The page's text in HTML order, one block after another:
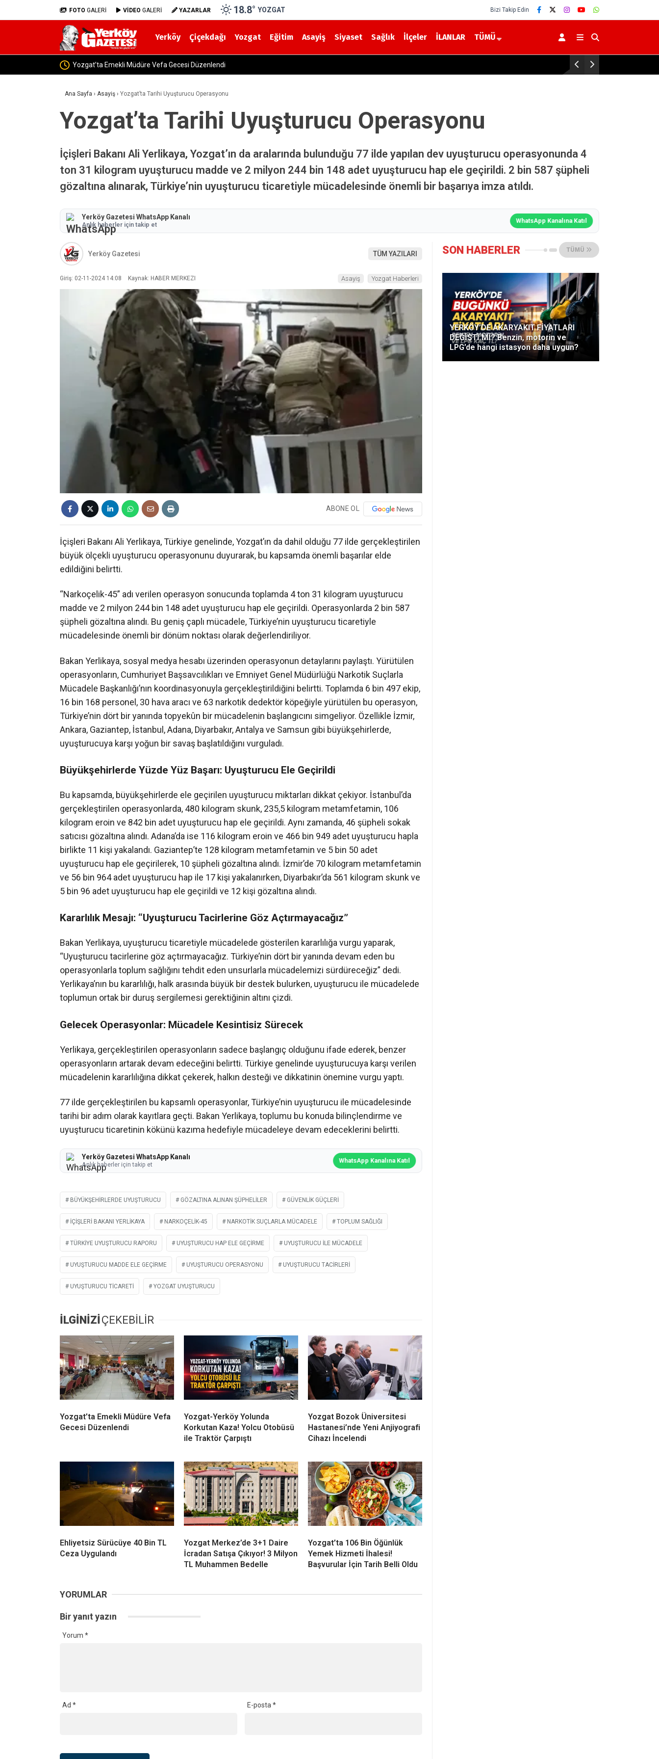
FOTO GALERİ VİDEO GALERİ YAZARLAR 18.8° YOZGAT Bizi Takip Edin
Yerköy Çiçekdağı Yozgat Eğitim Asayiş Siyaset Sağlık İlçeler İLANLAR TÜMÜ
Yozgat-Yerköy Yolunda Korkutan Kaza! Yolcu Otobüsü ile Traktör Çarpıştı Yerköy’de 2026-2027
Ana Sayfa › Asayiş › Yozgat’ta Tarihi Uyuşturucu Operasyonu
Yozgat’ta Tarihi Uyuşturucu Operasyonu
İçişleri Bakanı Ali Yerlikaya, Yozgat’ın da aralarında bulunduğu 77 ilde yapılan dev uyuşturucu operasyonunda 4
ton 31 kilogram uyuşturucu madde ve 2 milyon 244 bin 148 adet uyuşturucu hap ele geçirildi. 2 bin 587 şüpheli
gözaltına alınarak, Türkiye’nin uyuşturucu ticaretiyle mücadelesinde önemli bir başarıya imza atıldı.
Yerköy Gazetesi WhatsApp Kanalı
Anlık haberler için takip et
WhatsApp Kanalına Katıl
Yerköy Gazetesi TÜM YAZILARI
Giriş: 02-11-2024 14:08 Kaynak: HABER MERKEZI Asayiş Yozgat Haberleri
ABONE OL
İçişleri Bakanı Ali Yerlikaya, Türkiye genelinde, Yozgat’ın da dahil olduğu 77 ilde gerçekleştirilen
büyük ölçekli uyuşturucu operasyonunu duyurarak, bu kapsamda önemli başarılar elde
edildiğini belirtti.
“Narkoçelik-45” adı verilen operasyon sonucunda toplamda 4 ton 31 kilogram uyuşturucu
madde ve 2 milyon 244 bin 148 adet uyuşturucu hap ele geçirildi. Operasyonlarda 2 bin 587
şüpheli gözaltına alındı. Bu geniş çaplı mücadele, Türkiye’nin uyuşturucu ticaretiyle
mücadelesinde önemli bir dönüm noktası olarak değerlendiriliyor.
Bakan Yerlikaya, sosyal medya hesabı üzerinden operasyonun detaylarını paylaştı. Yürütülen
operasyonların, Cumhuriyet Başsavcılıkları ve Emniyet Genel Müdürlüğü Narkotik Suçlarla
Mücadele Başkanlığı’nın koordinasyonuyla gerçekleştirildiğini belirtti. Toplamda 6 bin 497 ekip,
16 bin 168 personel, 30 hava aracı ve 63 narkotik dedektör köpeğiyle yürütülen bu operasyon,
Türkiye’nin dört bir yanında topyekûn bir mücadelenin başlangıcını simgeliyor. Özellikle İzmir,
Ankara, Gaziantep, İstanbul, Adana, Diyarbakır, Antalya ve Samsun gibi büyükşehirlerde,
uyuşturucuya karşı yoğun bir savaş başlatıldığını vurguladı.
Büyükşehirlerde Yüzde Yüz Başarı: Uyuşturucu Ele Geçirildi
Bu kapsamda, büyükşehirlerde ele geçirilen uyuşturucu miktarları dikkat çekiyor. İstanbul’da
gerçekleştirilen operasyonlarda, 480 kilogram skunk, 235,5 kilogram metamfetamin, 106
kilogram eroin ve 842 bin adet uyuşturucu hap ele geçirildi. Aynı zamanda, 46 şüpheli sokak
satıcısı gözaltına alındı. Adana’da ise 116 kilogram eroin ve 466 bin 949 adet uyuşturucu hapla
birlikte 11 kişi yakalandı. Gaziantep’te 128 kilogram metamfetamin ve 5 bin 50 adet
uyuşturucu hap ele geçirilerek, 10 şüpheli gözaltına alındı. İzmir’de 70 kilogram metamfetamin
ve 56 bin 964 adet uyuşturucu hap ile 17 kişi yakalanırken, Diyarbakır’da 561 kilogram skunk ve
5 bin 96 adet uyuşturucu hap ele geçirildi ve 12 kişi gözaltına alındı.
Kararlılık Mesajı: “Uyuşturucu Tacirlerine Göz Açtırmayacağız”
Bakan Yerlikaya, uyuşturucu ticaretiyle mücadelede gösterilen kararlılığa vurgu yaparak,
“Uyuşturucu tacirlerine göz açtırmayacağız. Türkiye’nin dört bir yanında devam eden bu
operasyonlarla toplum sağlığını tehdit eden unsurlarla mücadelemizi sürdüreceğiz” dedi.
Yerlikaya’nın bu kararlılığı, halk arasında büyük bir destek bulurken, uyuşturucu ile mücadelede
toplumun ortak bir duruş sergilemesi gerektiğinin altını çizdi.
Gelecek Operasyonlar: Mücadele Kesintisiz Sürecek
Yerlikaya, gerçekleştirilen operasyonların sadece başlangıç olduğunu ifade ederek, benzer
operasyonların artarak devam edeceğini belirtti. Türkiye genelinde uyuşturucuya karşı verilen
mücadelenin kararlılığına dikkat çekerek, halkın desteği ve dikkatinin önemine vurgu yaptı.
77 ilde gerçekleştirilen bu kapsamlı operasyonlar, Türkiye’nin uyuşturucu ile mücadelesinde
tarihi bir adım olarak kayıtlara geçti. Bakan Yerlikaya, toplumu bu konuda bilinçlendirme ve
uyuşturucu ticaretinin kökünü kazıma hedefiyle mücadeleye devam edeceklerini belirtti.
Yerköy Gazetesi WhatsApp Kanalı
Anlık haberler için takip et
WhatsApp Kanalına Katıl
BÜYÜKŞEHIRLERDE UYUŞTURUCU GÖZALTINA ALINAN ŞÜPHELILER GÜVENLIK GÜÇLERI
İÇIŞLERI BAKANI YERLIKAYA NARKOÇELIK-45 NARKOTIK SUÇLARLA MÜCADELE TOPLUM SAĞLIĞI
TÜRKIYE UYUŞTURUCU RAPORU UYUŞTURUCU HAP ELE GEÇIRME UYUŞTURUCU ILE MÜCADELE
UYUŞTURUCU MADDE ELE GEÇIRME UYUŞTURUCU OPERASYONU UYUŞTURUCU TACIRLERI
UYUŞTURUCU TICARETI YOZGAT UYUŞTURUCU
İLGİNİZİÇEKEBİLİR
Yozgat’ta Emekli Müdüre Vefa
Gecesi Düzenlendi
Yozgat-Yerköy Yolunda
Korkutan Kaza! Yolcu Otobüsü
ile Traktör Çarpıştı
Yozgat Bozok Üniversitesi
Hastanesi’nde Yeni Anjiyografi
Cihazı İncelendi
Ehliyetsiz Sürücüye 40 Bin TL
Ceza Uygulandı
Yozgat Merkez’de 3+1 Daire
İcradan Satışa Çıkıyor! 3 Milyon
TL Muhammen Bedelle
Yozgat’ta 106 Bin Öğünlük
Yemek Hizmeti İhalesi!
Başvurular İçin Tarih Belli Oldu
YORUMLAR
Bir yanıt yazın
Yorum *
Ad * E-posta*
SON HABERLER TÜMÜ
YERKÖY’DE AKARYAKIT FİYATLARI
DEĞİŞTİ Mİ? Benzin, motorin ve
LPG’de hangi istasyon daha uygun?